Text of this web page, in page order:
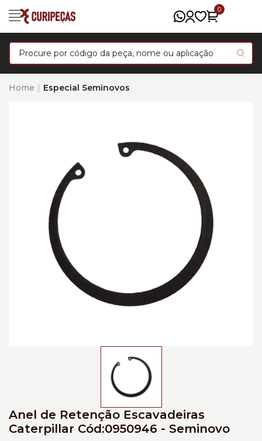
0
Home Especial Seminovos
Anel de Retenção Escavadeiras
Caterpillar Cód:0950946 - Seminovo